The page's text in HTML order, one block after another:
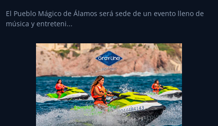
El Pueblo Mágico de Álamos será sede de un evento lleno de
música y entreteni...